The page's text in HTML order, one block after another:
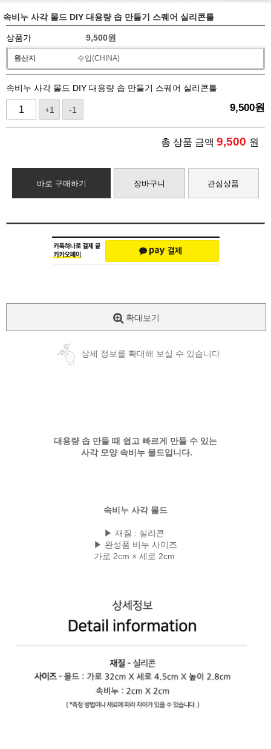
속비누 사각 몰드 DIY 대용량 솝 만들기 스퀘어 실리콘틀
상품가 9,500원
원산지 수입(CHINA)
속비누 사각 몰드 DIY 대용량 솝 만들기 스퀘어 실리콘틀
+1 -1 9,500원
총 상품 금액 9,500 원
바로 구매하기 장바구니 관심상품
확대보기
상세 정보를 확대해 보실 수 있습니다
대용량 솝 만들 때 쉽고 빠르게 만들 수 있는
사각 모양 속비누 몰드입니다.
속비누 사각 몰드
▶ 재질 : 실리콘
▶ 완성품 비누 사이즈
가로 2cm × 세로 2cm